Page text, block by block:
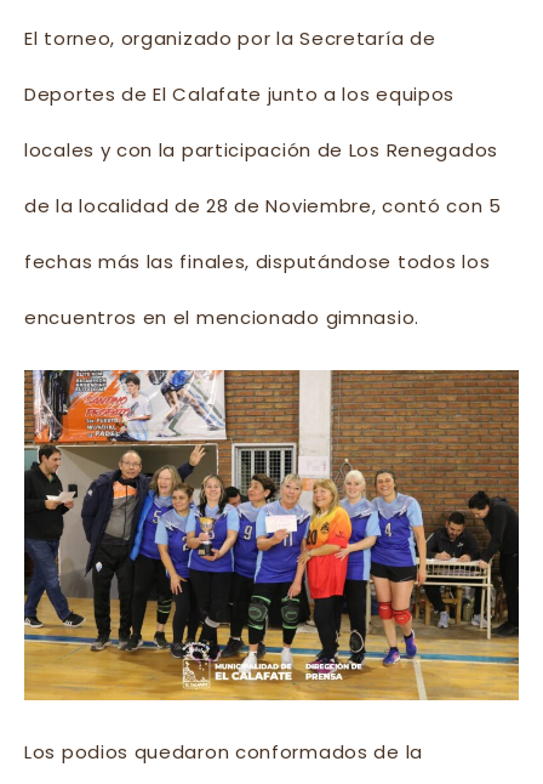
El torneo, organizado por la Secretaría de
Deportes de El Calafate junto a los equipos
locales y con la participación de Los Renegados
de la localidad de 28 de Noviembre, contó con 5
fechas más las finales, disputándose todos los
encuentros en el mencionado gimnasio.
Los podios quedaron conformados de la